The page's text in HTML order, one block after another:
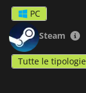
PC
Steam
Tutte le tipologie